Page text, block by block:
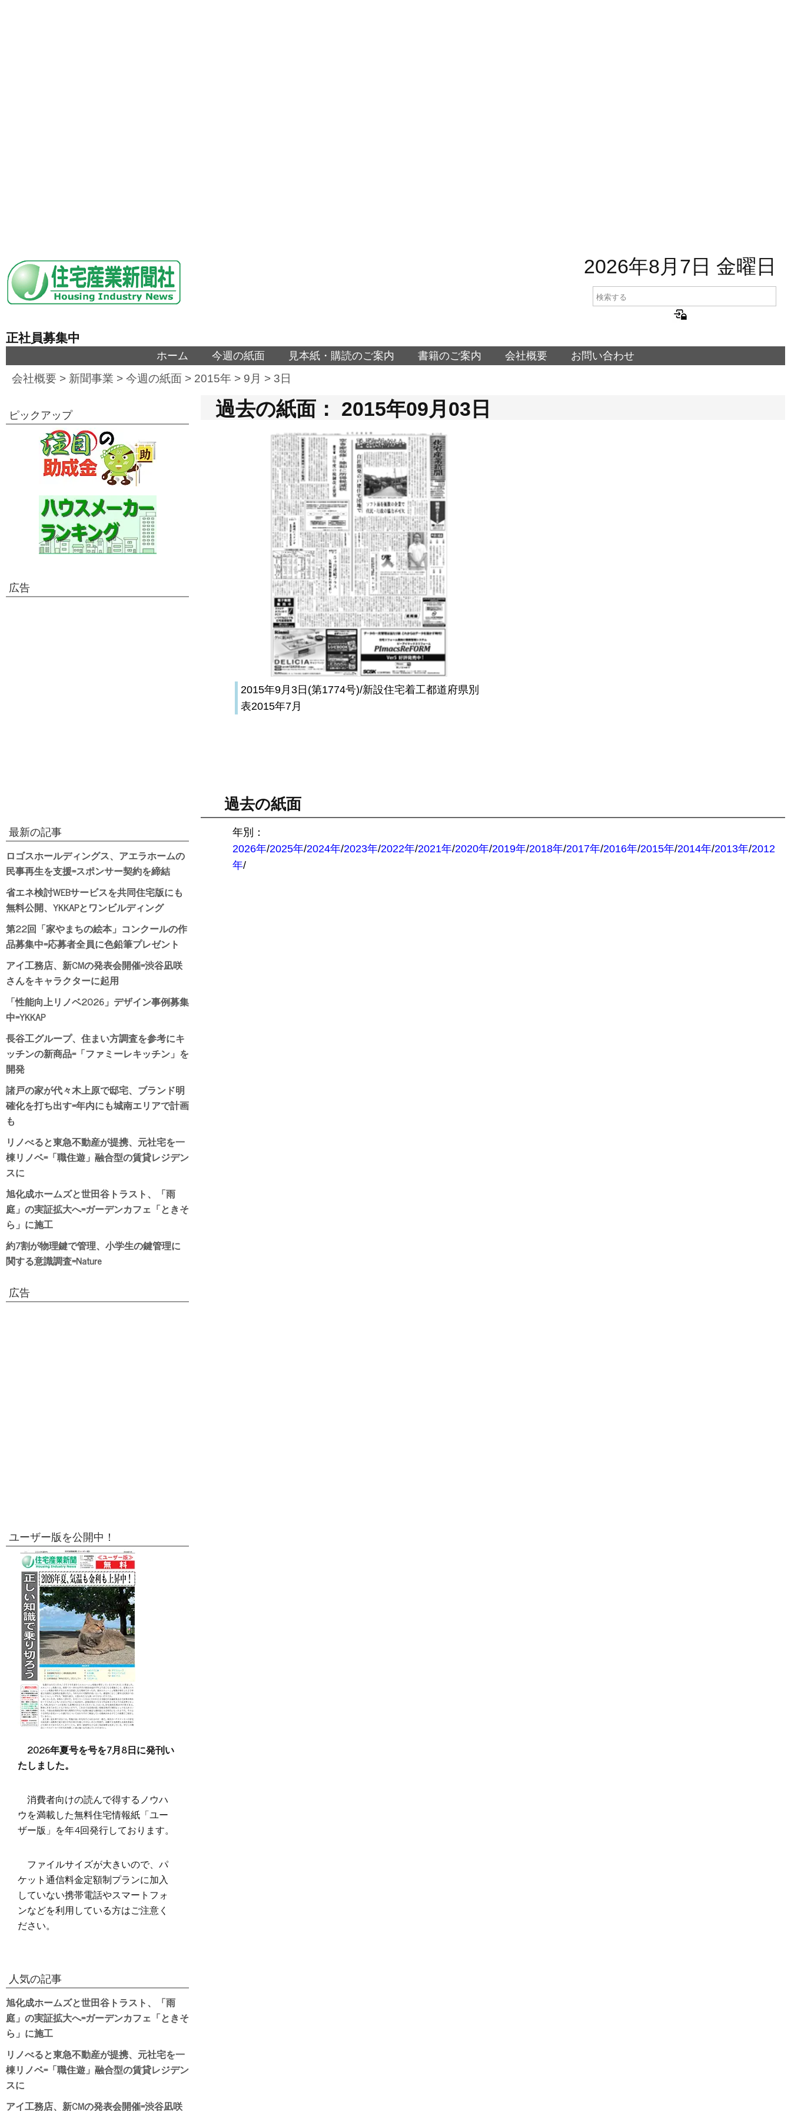
2026年8月7日 金曜日
正社員募集中
ホーム 今週の紙面 見本紙・購読のご案内 書籍のご案内 会社概要 お問い合わせ
会社概要 > 新聞事業 > 今週の紙面 > 2015年 > 9月 > 3日
過去の紙面： 2015年09月03日
2015年9月3日(第1774号)/新設住宅着工都道府県別
表2015年7月
過去の紙面
年別：
2026年/2025年/2024年/2023年/2022年/2021年/2020年/2019年/2018年/2017年/2016年/2015年/2014年/2013年/2012
年/
ピックアップ
広告
最新の記事
ロゴスホールディングス、アエラホームの
民事再生を支援=スポンサー契約を締結
省エネ検討WEBサービスを共同住宅版にも
無料公開、YKKAPとワンビルディング
第22回「家やまちの絵本」コンクールの作
品募集中=応募者全員に色鉛筆プレゼント
アイ工務店、新CMの発表会開催=渋谷凪咲
さんをキャラクターに起用
「性能向上リノベ2026」デザイン事例募集
中=YKKAP
長谷工グループ、住まい方調査を参考にキ
ッチンの新商品=「ファミーレキッチン」を
開発
諸戸の家が代々木上原で邸宅、ブランド明
確化を打ち出す=年内にも城南エリアで計画
も
リノべると東急不動産が提携、元社宅を一
棟リノベ=「職住遊」融合型の賃貸レジデン
スに
旭化成ホームズと世田谷トラスト、「雨
庭」の実証拡大へ=ガーデンカフェ「ときそ
ら」に施工
約7割が物理鍵で管理、小学生の鍵管理に
関する意識調査=Nature
広告
ユーザー版を公開中！
2026年夏号を号を7月8日に発刊い
たしました。
消費者向けの読んで得するノウハ
ウを満載した無料住宅情報紙「ユー
ザー版」を年4回発行しております。
ファイルサイズが大きいので、パ
ケット通信料金定額制プランに加入
していない携帯電話やスマートフォ
ンなどを利用している方はご注意く
ださい。
人気の記事
旭化成ホームズと世田谷トラスト、「雨
庭」の実証拡大へ=ガーデンカフェ「ときそ
ら」に施工
リノべると東急不動産が提携、元社宅を一
棟リノベ=「職住遊」融合型の賃貸レジデン
スに
アイ工務店、新CMの発表会開催=渋谷凪咲